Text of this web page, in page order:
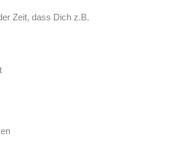
Zeit, dass Dich z.B.